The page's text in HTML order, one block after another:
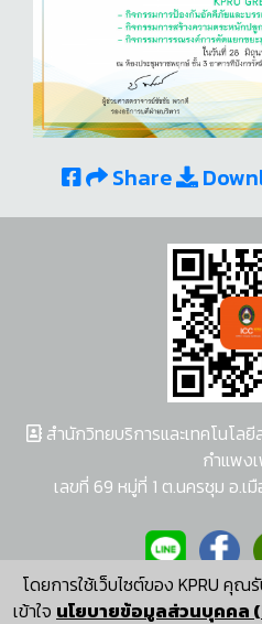
Share
โดยการใช้เว็บไซต์ของ KPRU คุณ
เข้าใจ นโยบายข้อมูลส่วนบุคคล
สำนักวิทยบริการและเทคโนโล
กำแพง
เลขที่ 69 หมู่ที่ 1 ต.นครชุม อ.
ผู้พัฒนาระบบ อ